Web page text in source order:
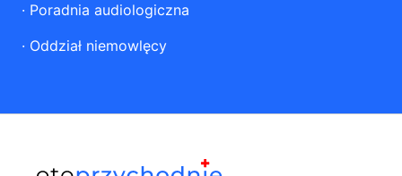
· Poradnia audiologiczna
· Oddział niemowlęcy